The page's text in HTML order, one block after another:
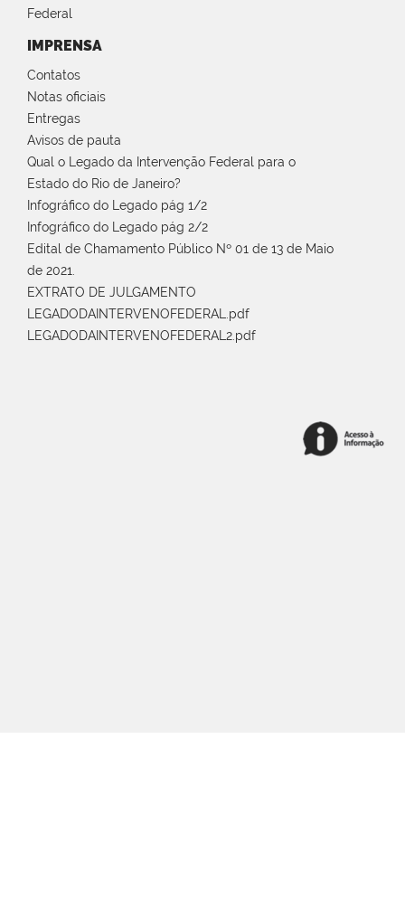
Federal
IMPRENSA
Contatos
Notas oficiais
Entregas
Avisos de pauta
Qual o Legado da Intervenção Federal para o
Estado do Rio de Janeiro?
Infográfico do Legado pág 1/2
Infográfico do Legado pág 2/2
Edital de Chamamento Público Nº 01 de 13 de Maio
de 2021.
EXTRATO DE JULGAMENTO
LEGADODAINTERVENOFEDERAL.pdf
LEGADODAINTERVENOFEDERAL2.pdf